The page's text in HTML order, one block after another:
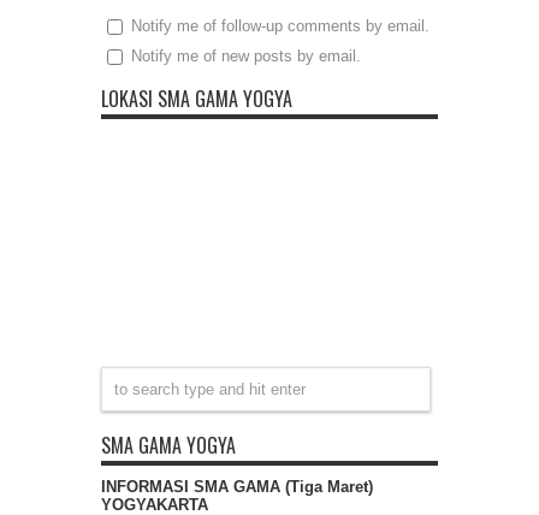
Notify me of follow-up comments by email.
Notify me of new posts by email.
LOKASI SMA GAMA YOGYA
SMA GAMA YOGYA
INFORMASI SMA GAMA (Tiga Maret)
YOGYAKARTA